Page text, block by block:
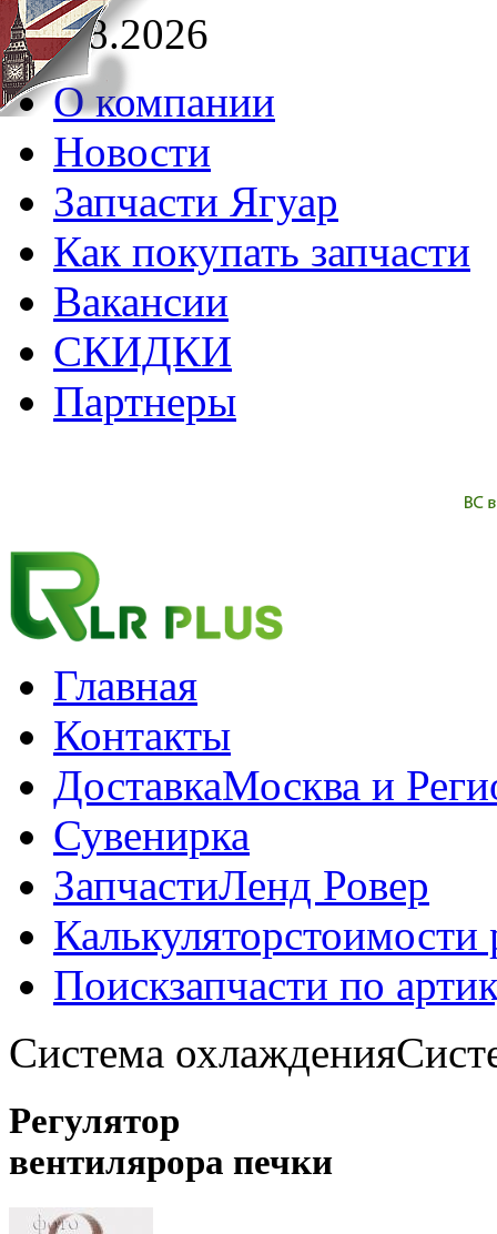
07.08.2026
О компании
Новости
Запчасти Ягуар
Как покупать запчасти
Вакансии
СКИДКИ
Партнеры
Главная
Контакты
ДоставкаМосква и
Сувенирка
ЗапчастиЛенд Ровер
Калькуляторстоимости
Поискзапчасти по
Система охлаждения
Регулятор
вентилярора печки